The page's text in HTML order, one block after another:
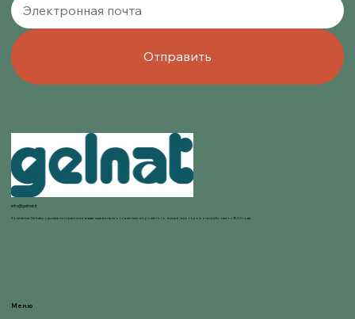
Отправить
info@gelnat.it
Компания Gelnat родилась из страсти ее владельцев к приготовлению мороженого, в мире, в котором они работают с 1950 года.
Меню